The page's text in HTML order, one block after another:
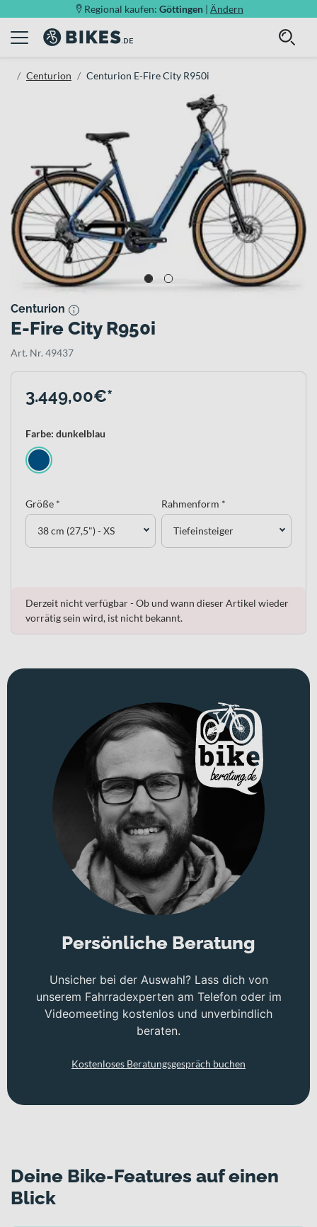
Regional kaufen: Göttingen | Ändern
Centurion Centurion E-Fire City R950i
Centurion
E-Fire City R950i
Art. Nr. 49437
3.449,00€*
Farbe: dunkelblau
Größe *
38 cm (27,5") - XS
Rahmenform *
Tiefeinsteiger
Derzeit nicht verfügbar - Ob und wann dieser Artikel wieder
vorrätig sein wird, ist nicht bekannt.
Persönliche Beratung
Unsicher bei der Auswahl? Lass dich von
unserem Fahrradexperten am Telefon oder im
Videomeeting kostenlos und unverbindlich
beraten.
Kostenloses Beratungsgespräch buchen
Deine Bike-Features auf einen
Blick